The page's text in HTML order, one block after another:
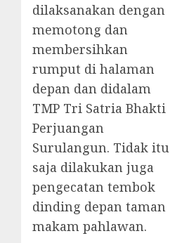
dilaksanakan dengan
memotong dan
membersihkan
rumput di halaman
depan dan didalam
TMP Tri Satria Bhakti
Perjuangan
Surulangun. Tidak itu
saja dilakukan juga
pengecatan tembok
dinding depan taman
makam pahlawan.